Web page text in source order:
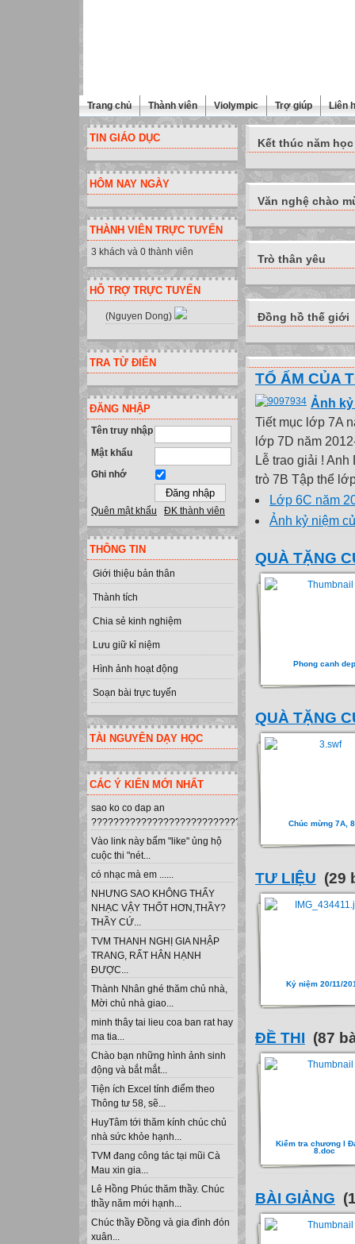
Trang chủ Thành viên Violympic Trợ giúp Liên
TIN GIÁO DỤC
HÔM NAY NGÀY
THÀNH VIÊN TRỰC TUYẾN
3 khách và 0 thành viên
HỖ TRỢ TRỰC TUYẾN
(Nguyen Dong)
TRA TỪ ĐIỂN
ĐĂNG NHẬP
Tên truy nhập
Mật khẩu
Ghi nhớ
Quên mật khẩu ĐK thành viên
THÔNG TIN
Giới thiệu bản thân
Thành tích
Chia sẻ kinh nghiệm
Lưu giữ kỉ niệm
Hình ảnh hoạt động
Soạn bài trực tuyến
TÀI NGUYÊN DẠY HỌC
CÁC Ý KIẾN MỚI NHẤT
sao ko co dap an
Vào link này bấm "like" ủng hộ
cuộc thi "nét...
có nhạc mà em ......
NHƯNG SAO KHÔNG THẤY
NHẠC VẬY THỐT HƠN,THẦY?
THẦY CỨ...
TVM THANH NGHỊ GIA NHẬP
TRANG, RẤT HÂN HẠNH
ĐƯỢC...
Thành Nhân ghé thăm chủ nhà,
Mời chủ nhà giao...
minh thây tai lieu coa ban rat hay
ma tia...
Chào bạn những hình ảnh sinh
động và bắt mắt...
Tiện ích Excel tính điểm theo
Thông tư 58, sẽ...
HuyTâm tới thăm kính chúc chủ
nhà sức khỏe hạnh...
TVM đang công tác tại mũi Cà
Mau xin gia...
Lê Hồng Phúc thăm thầy. Chúc
thầy năm mới hạnh...
Chúc thầy Đồng và gia đình đón
xuân...
Kết thúc năm học
Văn nghệ chào
Trò thân yêu
Đồng hồ thế giới
TỔ ẤM CỦA
Ảnh kỷ
Tiết mục lớp 7A
lớp 7D năm
Lễ trao giải !
trò 7B Tập thể
Lớp 6C năm
Ảnh kỷ niệm
QUÀ TẶNG
Phong canh dep
QUÀ TẶNG
Chúc mừng 7A,
TƯ LIỆU (29
Kỷ niệm 20/11/
ĐỀ THI (87
Kiểm tra chương I
8.doc
BÀI GIẢNG